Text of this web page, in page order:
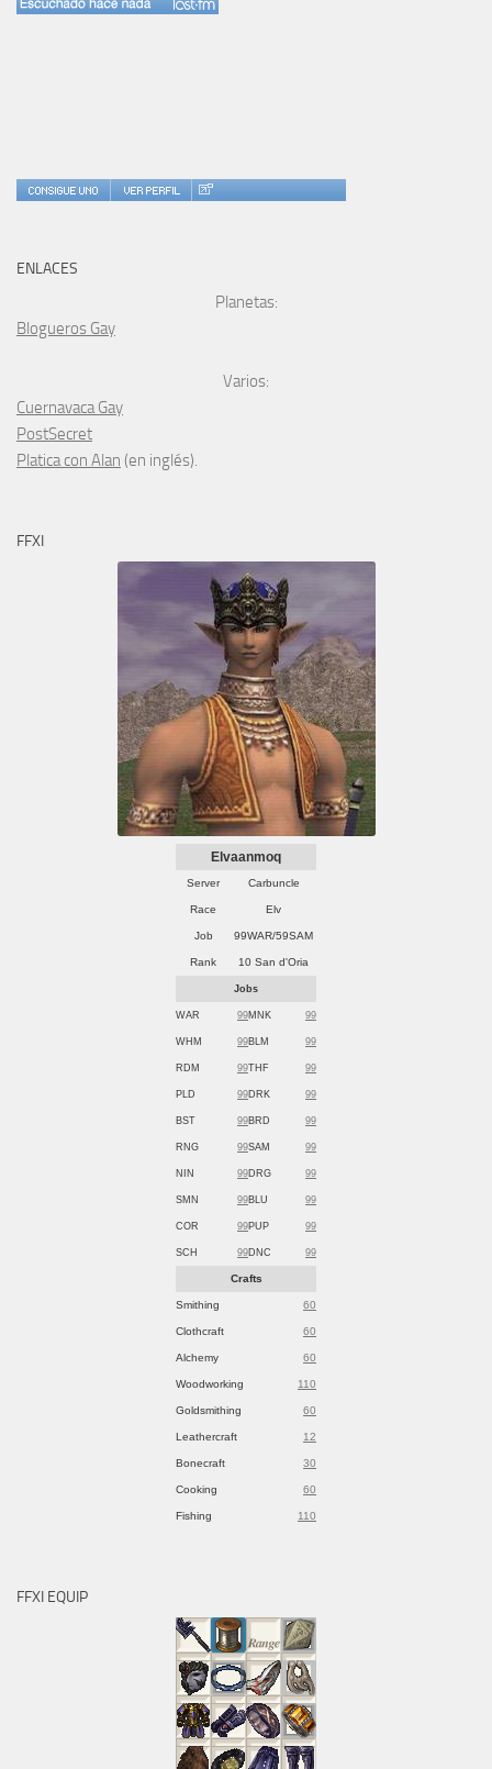
ENLACES
Planetas:
Blogueros Gay
Varios:
Cuernavaca Gay
PostSecret
Platica con Alan (en inglés).
FFXI
Elvaanmoq
Server Carbuncle
Race Elv
Job 99WAR/59SAM
Rank 10 San d'Oria
Jobs
WAR 99MNK 99
WHM 99BLM 99
RDM 99THF 99
PLD 99DRK 99
BST 99BRD 99
RNG 99SAM 99
NIN 99DRG 99
SMN 99BLU 99
COR 99PUP 99
SCH 99DNC 99
Crafts
Smithing 60
Clothcraft 60
Alchemy 60
Woodworking 110
Goldsmithing 60
Leathercraft 12
Bonecraft 30
Cooking 60
Fishing 110
FFXI EQUIP